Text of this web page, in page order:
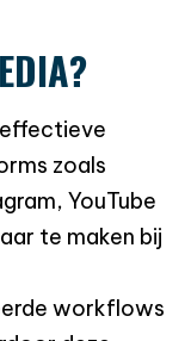
zoals
YouTube
te maken bij
workflows